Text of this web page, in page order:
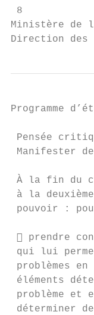
8
Ministère de
Direction des
Programme
Pensée
Manifester
À la fin du
à la
pouvoir :
 prendre
qui lui
problèmes
éléments
problème et
déterminer